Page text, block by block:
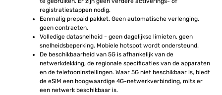
registratiestappen nodig.
Eenmalig prepaid pakket. Geen automatische verlenging,
geen contracten.
Volledige datasnelheid - geen dagelijkse limieten, geen
snelheidsbeperking. Mobiele hotspot wordt ondersteund.
De beschikbaarheid van 5G is afhankelijk van de
netwerkdekking, de regionale specificaties van de apparaten
en de telefooninstellingen. Waar 5G niet beschikbaar is, biedt
de eSIM een hoogwaardige 4G-netwerkverbinding, mits er
een netwerk beschikbaar is.